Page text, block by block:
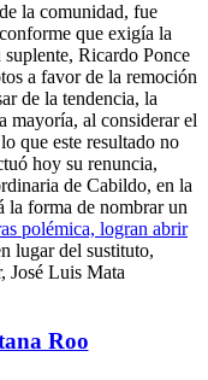
la comunidad, fue
que exigía la
Ricardo Ponce
a favor de la remoción
de la tendencia, la
mayoría, al considerar el
que este resultado no
hoy su renuncia,
de Cabildo, en la
la forma de nombrar un
polémica, logran abrir
lugar del sustituto,
José Luis Mata
Roo